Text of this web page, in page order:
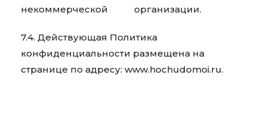
некоммерческой организации.
7.4. Действующая Политика
конфиденциальности размещена на
странице по адресу: www.hochudomoi.ru.